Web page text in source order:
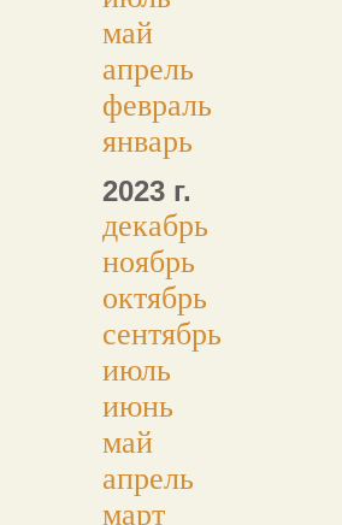
май
апрель
февраль
январь
2023 г.
декабрь
ноябрь
октябрь
сентябрь
июль
июнь
май
апрель
март